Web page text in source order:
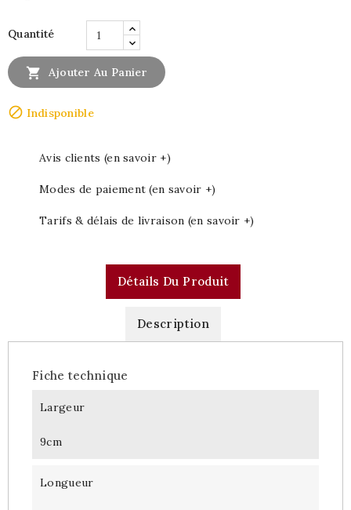
Quantité
 Ajouter Au Panier
 Indisponible
Avis clients (en savoir +)
Modes de paiement (en savoir +)
Tarifs & délais de livraison (en savoir +)
Détails Du Produit
Description
Fiche technique
Largeur
9cm
Longueur